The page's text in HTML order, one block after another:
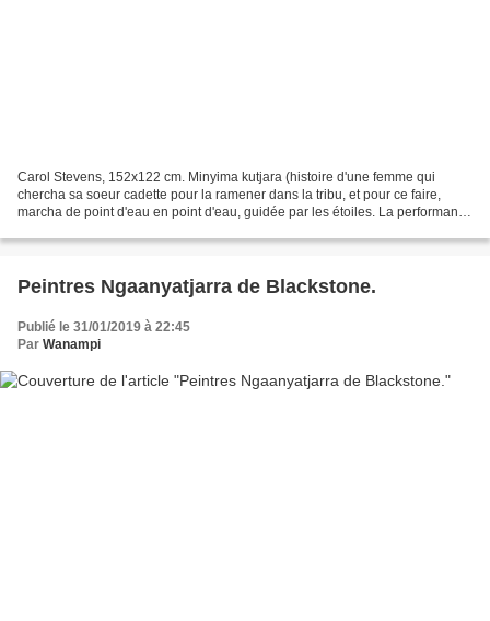
Carol Stevens, 152x122 cm. Minyima kutjara (histoire d'une femme qui
chercha sa soeur cadette pour la ramener dans la tribu, et pour ce faire,
marcha de point d'eau en point d'eau, guidée par les étoiles. La performance
Peintres Ngaanyatjarra de Blackstone.
Publié le 31/01/2019 à 22:45
Par Wanampi